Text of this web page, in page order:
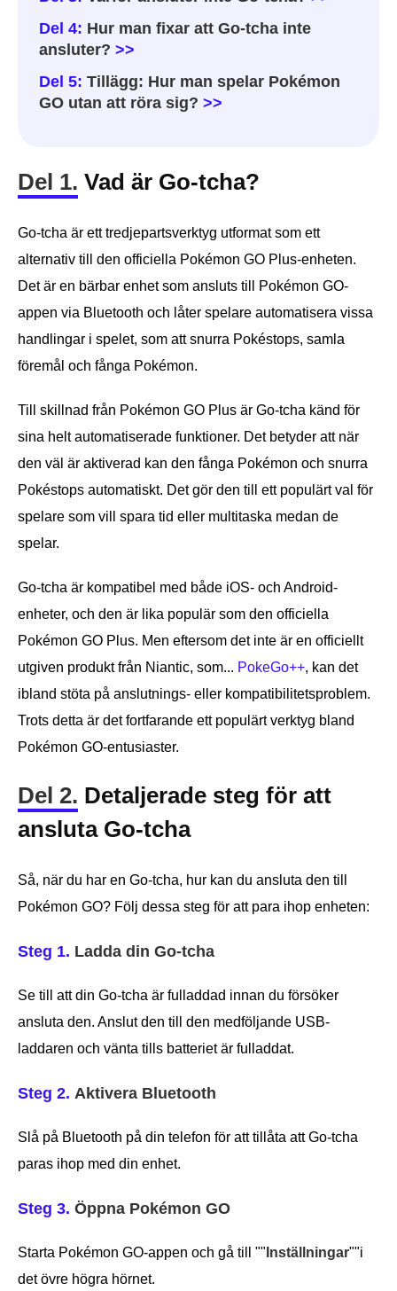
Del 4: Hur man fixar att Go-tcha inte
ansluter? >>
Del 5: Tillägg: Hur man spelar Pokémon
GO utan att röra sig? >>
Del 1. Vad är Go-tcha?
Go-tcha är ett tredjepartsverktyg utformat som ett
alternativ till den officiella Pokémon GO Plus-enheten.
Det är en bärbar enhet som ansluts till Pokémon GO-
appen via Bluetooth och låter spelare automatisera vissa
handlingar i spelet, som att snurra Pokéstops, samla
föremål och fånga Pokémon.
Till skillnad från Pokémon GO Plus är Go-tcha känd för
sina helt automatiserade funktioner. Det betyder att när
den väl är aktiverad kan den fånga Pokémon och snurra
Pokéstops automatiskt. Det gör den till ett populärt val för
spelare som vill spara tid eller multitaska medan de
spelar.
Go-tcha är kompatibel med både iOS- och Android-
enheter, och den är lika populär som den officiella
Pokémon GO Plus. Men eftersom det inte är en officiellt
utgiven produkt från Niantic, som... PokeGo++, kan det
ibland stöta på anslutnings- eller kompatibilitetsproblem.
Trots detta är det fortfarande ett populärt verktyg bland
Pokémon GO-entusiaster.
Del 2. Detaljerade steg för att
ansluta Go-tcha
Så, när du har en Go-tcha, hur kan du ansluta den till
Pokémon GO? Följ dessa steg för att para ihop enheten:
Steg 1. Ladda din Go-tcha
Se till att din Go-tcha är fulladdad innan du försöker
ansluta den. Anslut den till den medföljande USB-
laddaren och vänta tills batteriet är fulladdat.
Steg 2. Aktivera Bluetooth
Slå på Bluetooth på din telefon för att tillåta att Go-tcha
paras ihop med din enhet.
Steg 3. Öppna Pokémon GO
Starta Pokémon GO-appen och gå till "" Inställningar""i
det övre högra hörnet.